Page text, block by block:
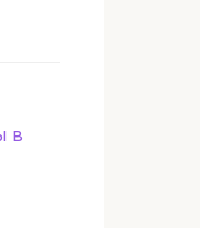
в